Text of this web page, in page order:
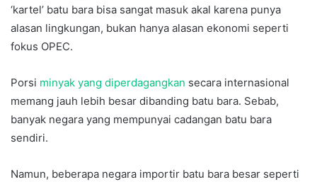
‘kartel’ batu bara bisa sangat masuk akal karena punya
alasan lingkungan, bukan hanya alasan ekonomi seperti
fokus OPEC.
Porsi minyak yang diperdagangkan secara internasional
memang jauh lebih besar dibanding batu bara. Sebab,
banyak negara yang mempunyai cadangan batu bara
sendiri.
Namun, beberapa negara importir batu bara besar seperti